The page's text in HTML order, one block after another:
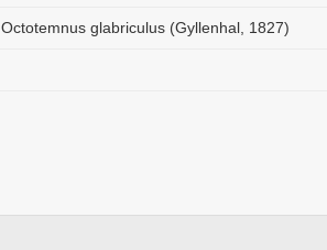
Octotemnus glabriculus (Gyllenhal, 1827)